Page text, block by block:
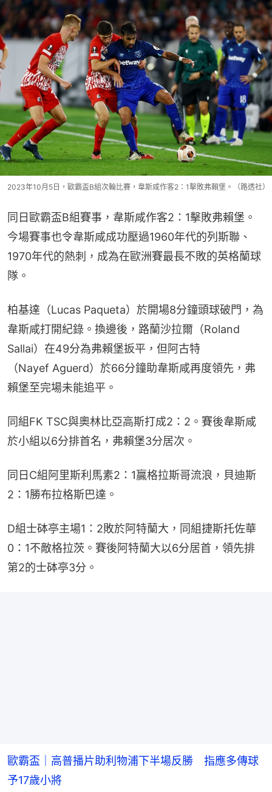
2023年10月5日，歐霸盃B組次輪比賽，韋斯咸作客2：1擊敗弗賴堡。（路透社）
同日歐霸盃B組賽事，韋斯咸作客2：1擊敗弗賴堡。
今場賽事也令韋斯咸成功壓過1960年代的列斯聯、
1970年代的熱刺，成為在歐洲賽最長不敗的英格蘭球
隊。
柏基達（Lucas Paqueta）於開場8分鐘頭球破門，為
韋斯咸打開紀錄。換邊後，路蘭沙拉爾（Roland
Sallai）在49分為弗賴堡扳平，但阿古特
（Nayef Aguerd）於66分鐘助韋斯咸再度領先，弗
賴堡至完場未能追平。
同組FK TSC與奧林比亞高斯打成2：2。賽後韋斯咸
於小組以6分排首名，弗賴堡3分居次。
同日C組阿里斯利馬素2：1贏格拉斯哥流浪，貝迪斯
2：1勝布拉格斯巴達。
D組士砵亭主場1：2敗於阿特蘭大，同組捷斯托佐華
0：1不敵格拉茨。賽後阿特蘭大以6分居首，領先排
第2的士砵亭3分。
歐霸盃｜高普播片助利物浦下半場反勝 指應多傳球
予17歲小將